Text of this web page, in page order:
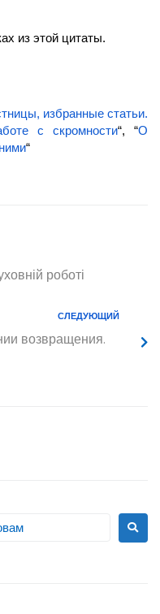
из этой цитаты.
избранные статьи.
с скромности“, “О
“
роботі
СЛЕДУЮЩИЙ
возвращения.